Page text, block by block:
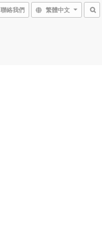
聯絡我們 繁體中文